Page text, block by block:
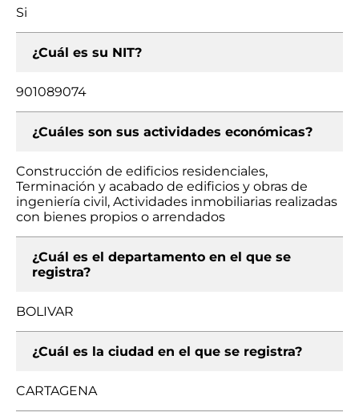
Si
¿Cuál es su NIT?
901089074
¿Cuáles son sus actividades económicas?
Construcción de edificios residenciales,
Terminación y acabado de edificios y obras de
ingeniería civil, Actividades inmobiliarias realizadas
con bienes propios o arrendados
¿Cuál es el departamento en el que se
registra?
BOLIVAR
¿Cuál es la ciudad en el que se registra?
CARTAGENA